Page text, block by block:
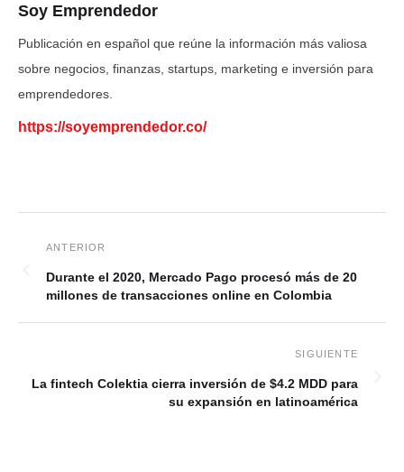
Soy Emprendedor
Publicación en español que reúne la información más valiosa
sobre negocios, finanzas, startups, marketing e inversión para
emprendedores.
https://soyemprendedor.co/
Durante el 2020, Mercado Pago procesó más de 20
millones de transacciones online en Colombia
La fintech Colektia cierra inversión de $4.2 MDD para
su expansión en latinoamérica